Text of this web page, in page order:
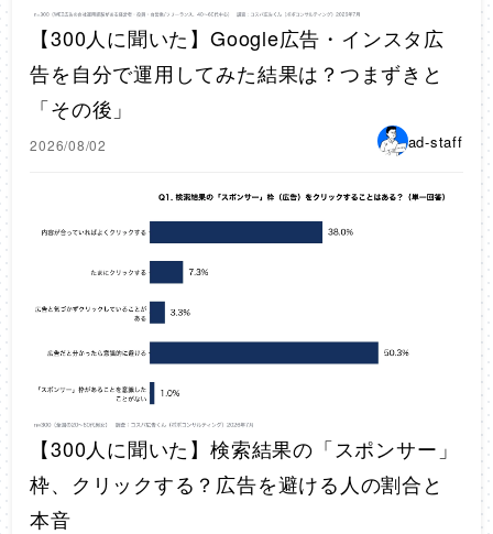
【300人に聞いた】Google広告・インスタ広
告を自分で運用してみた結果は？つまずきと
「その後」
2026/08/02 ad-staff
【300人に聞いた】検索結果の「スポンサー」
枠、クリックする？広告を避ける人の割合と
本音